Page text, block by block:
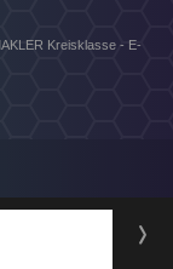
Kreisklasse - E-